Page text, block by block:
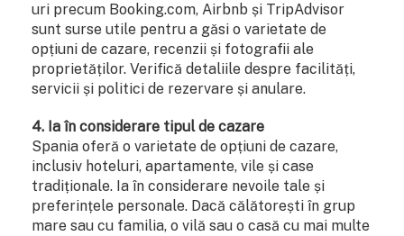
uri precum Booking.com, Airbnb și TripAdvisor
sunt surse utile pentru a găsi o varietate de
opțiuni de cazare, recenzii și fotografii ale
proprietăților. Verifică detaliile despre facilități,
servicii și politici de rezervare și anulare.
4. Ia în considerare tipul de cazare
Spania oferă o varietate de opțiuni de cazare,
inclusiv hoteluri, apartamente, vile și case
tradiționale. Ia în considerare nevoile tale și
preferințele personale. Dacă călătorești în grup
mare sau cu familia, o vilă sau o casă cu mai multe